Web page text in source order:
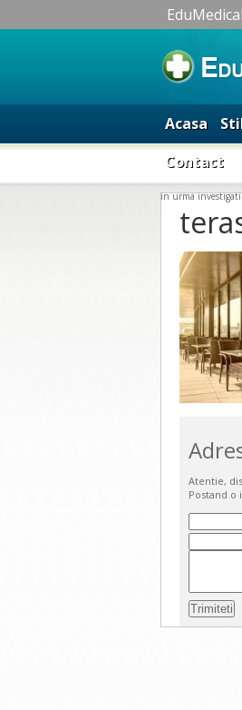
EduMedical
Acasa
Contact
in urma
Atentie,
Postand o